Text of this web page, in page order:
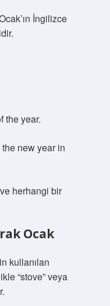
İngilizce
the year.
new year in
herhangi bir
Ocak
kullanılan
“stove” veya